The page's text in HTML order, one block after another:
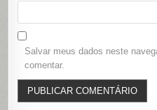
Salvar meus dados neste
comentar.